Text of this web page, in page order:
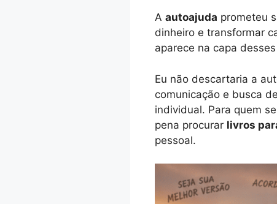
A autoajuda prometeu
dinheiro e transformar
aparece na capa
Eu não descartaria a
comunicação e busca
individual. Para quem
pena procurar livros
pessoal.